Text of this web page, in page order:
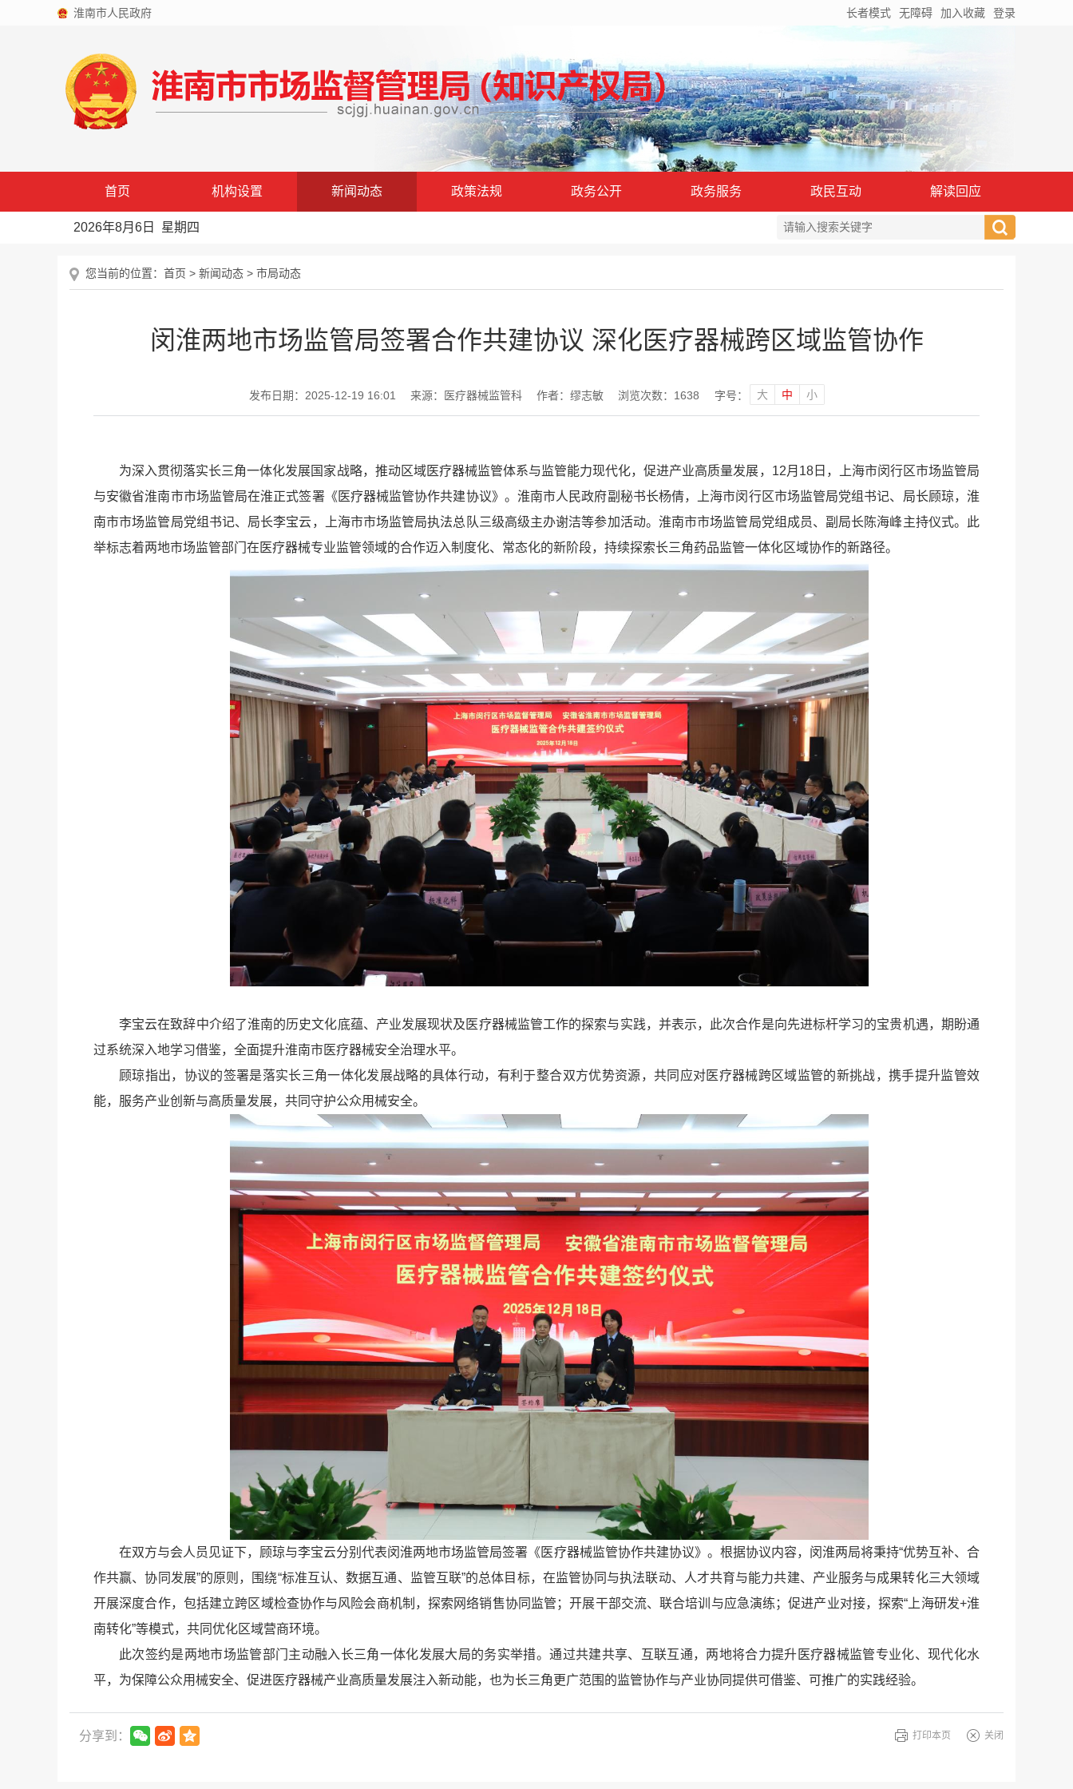
淮南市人民政府 长者模式 无障碍 加入收藏 登录
首页 机构设置 新闻动态 政策法规 政务公开 政务服务 政民互动 解读回应
2026年8月6日 星期四
您当前的位置： 首页 > 新闻动态 > 市局动态
闵淮两地市场监管局签署合作共建协议 深化医疗器械跨区域监管协作
发布日期：2025-12-19 16:01 来源：医疗器械监管科 作者：缪志敏 浏览次数： 1638 字号： 大 中 小
为深入贯彻落实长三角一体化发展国家战略，推动区域医疗器械监管体系与监管能力现代化，促进产业高质量发展，12月18日，上海市闵行区市场监管局
与安徽省淮南市市场监管局在淮正式签署《医疗器械监管协作共建协议》。淮南市人民政府副秘书长杨倩，上海市闵行区市场监管局党组书记、局长顾琼，淮
南市市场监管局党组书记、局长李宝云，上海市市场监管局执法总队三级高级主办谢洁等参加活动。淮南市市场监管局党组成员、副局长陈海峰主持仪式。此
举标志着两地市场监管部门在医疗器械专业监管领域的合作迈入制度化、常态化的新阶段，持续探索长三角药品监管一体化区域协作的新路径。
李宝云在致辞中介绍了淮南的历史文化底蕴、产业发展现状及医疗器械监管工作的探索与实践，并表示，此次合作是向先进标杆学习的宝贵机遇，期盼通
过系统深入地学习借鉴，全面提升淮南市医疗器械安全治理水平。
顾琼指出，协议的签署是落实长三角一体化发展战略的具体行动，有利于整合双方优势资源，共同应对医疗器械跨区域监管的新挑战，携手提升监管效
能，服务产业创新与高质量发展，共同守护公众用械安全。
在双方与会人员见证下，顾琼与李宝云分别代表闵淮两地市场监管局签署《医疗器械监管协作共建协议》。根据协议内容，闵淮两局将秉持“优势互补、合
作共赢、协同发展”的原则，围绕“标准互认、数据互通、监管互联”的总体目标，在监管协同与执法联动、人才共育与能力共建、产业服务与成果转化三大领域
开展深度合作，包括建立跨区域检查协作与风险会商机制，探索网络销售协同监管；开展干部交流、联合培训与应急演练；促进产业对接，探索“上海研发+淮
南转化”等模式，共同优化区域营商环境。
此次签约是两地市场监管部门主动融入长三角一体化发展大局的务实举措。通过共建共享、互联互通，两地将合力提升医疗器械监管专业化、现代化水
平，为保障公众用械安全、促进医疗器械产业高质量发展注入新动能，也为长三角更广范围的监管协作与产业协同提供可借鉴、可推广的实践经验。
分享到： 打印本页 关闭